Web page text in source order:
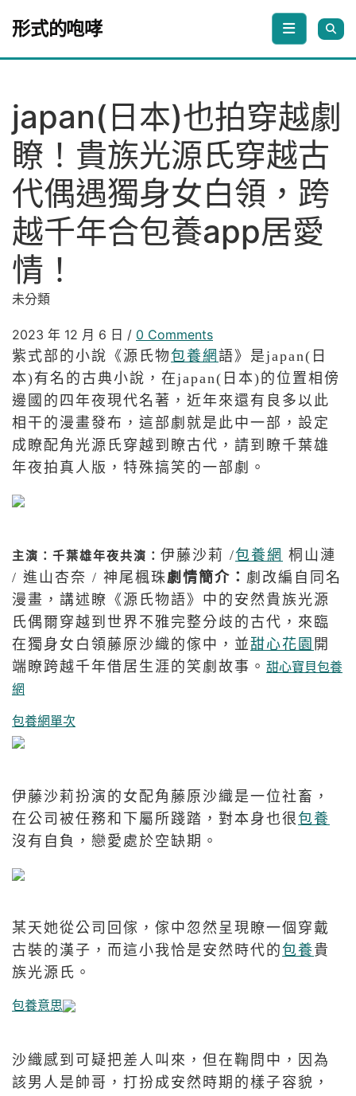
形式的咆哮
japan(日本)也拍穿越劇
瞭！貴族光源氏穿越古
代偶遇獨身女白領，跨
越千年合包養app居愛
情！
未分類
2023 年 12 月 6 日 / 0 Comments
紫式部的小說《源氏物包養網 語》是japan(日
本)有名的古典小說，在japan(日本)的位置相傍
邊國的四年夜現代名著，近年來還有良多以此
相干的漫畫發布，這部劇就是此中一部，設定
成瞭配角光源氏穿越到瞭古代，請到瞭千葉雄
年夜拍真人版，特殊搞笑的一部劇。
主演：千葉雄年夜共演： 伊藤沙莉 /包養網 桐山漣
/ 進山杏奈 / 神尾楓珠劇情簡介： 劇改編自同名
漫畫，講述瞭《源氏物語》中的安然貴族光源
氏偶爾穿越到世界不雅完整分歧的古代，來臨
在獨身女白領藤原沙織的傢中，並甜心花園 開
端瞭跨越千年借居生涯的笑劇故事。 甜心寶貝包養
網
包養網單次
伊藤沙莉扮演的女配角藤原沙織是一位社畜，
在公司被任務和下屬所踐踏，對本身也很包養
沒有自負，戀愛處於空缺期。
某天她從公司回傢，傢中忽然呈現瞭一個穿戴
古裝的漢子，而這小我恰是安然時代的包養貴
族光源氏。
包養意思
沙織感到可疑把差人叫來，但在鞠問中，因為
該男人是帥哥，打扮成安然時期的樣子容貌，